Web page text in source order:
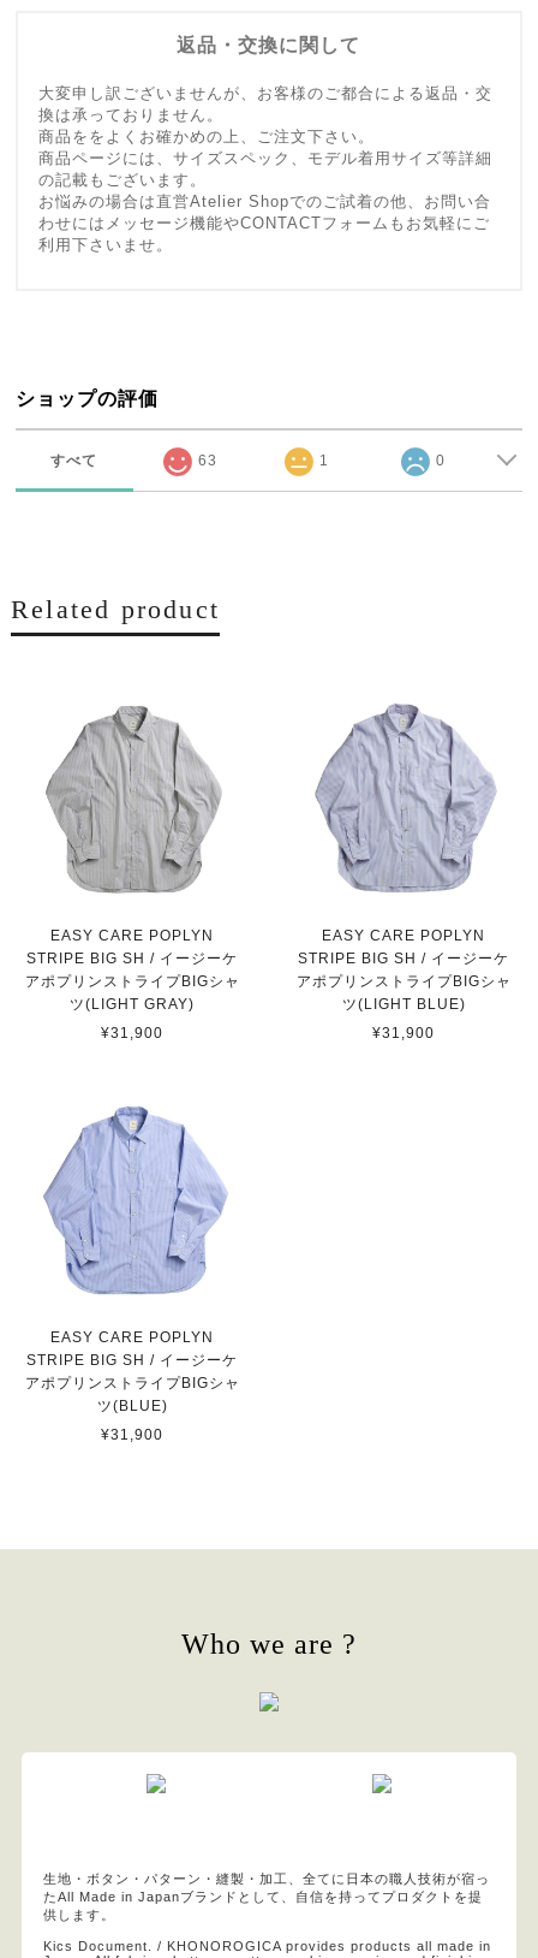
返品・交換に関して
大変申し訳ございませんが、お客様のご都合による返品・交
換は承っておりません。
商品ををよくお確かめの上、ご注文下さい。
商品ページには、サイズスペック、モデル着用サイズ等詳細
の記載もございます。
お悩みの場合は直営Atelier Shopでのご試着の他、お問い合
わせにはメッセージ機能やCONTACTフォームもお気軽にご
利用下さいませ。
ショップの評価
すべて 63 1 0
Related product
EASY CARE POPLYN
STRIPE BIG SH / イージーケ
アポプリンストライプBIGシャ
ツ(LIGHT GRAY)
¥31,900
EASY CARE POPLYN
STRIPE BIG SH / イージーケ
アポプリンストライプBIGシャ
ツ(LIGHT BLUE)
¥31,900
EASY CARE POPLYN
STRIPE BIG SH / イージーケ
アポプリンストライプBIGシャ
ツ(BLUE)
¥31,900
Who we are ?
生地・ボタン・パターン・縫製・加工、全てに日本の職人技術が宿っ
たAll Made in Japanブランドとして、自信を持ってプロダクトを提
供します。
Kics Document. / KHONOROGICA provides products all made in